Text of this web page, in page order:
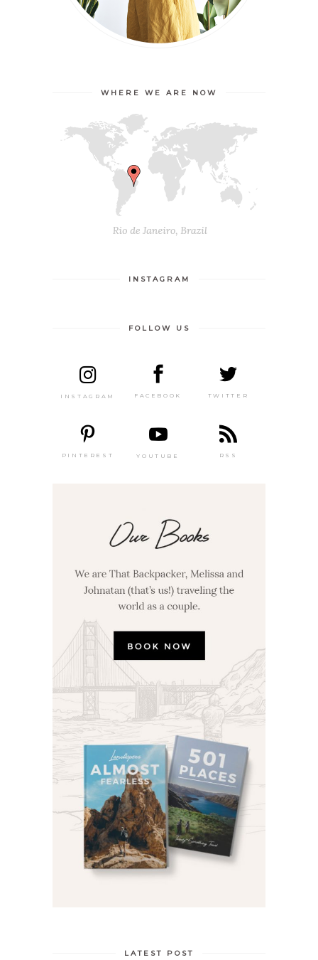
WHERE WE ARE NOW
INSTAGRAM
FOLLOW US
INSTAGRAM FACEBOOK TWITTER
PINTEREST YOUTUBE RSS
LATEST POST